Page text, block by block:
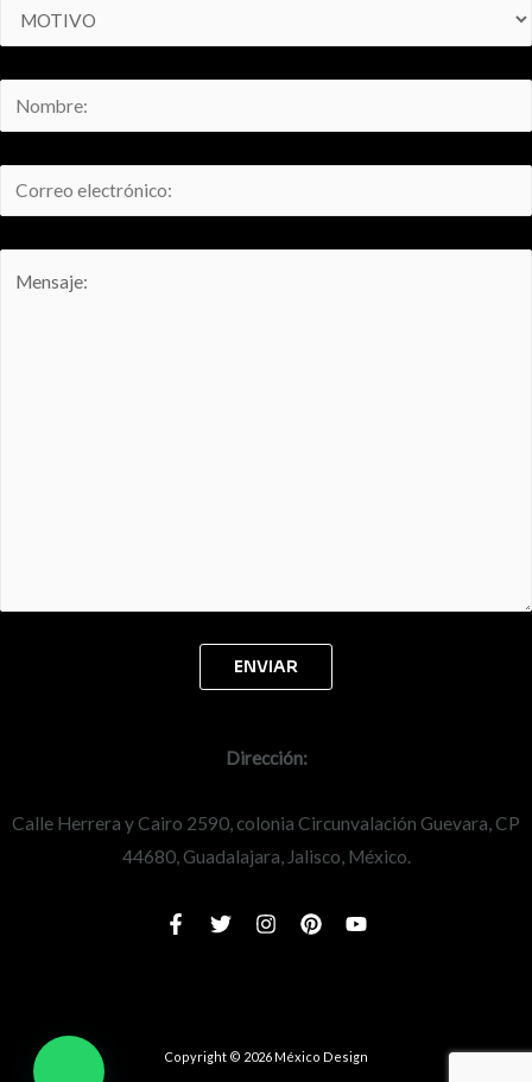
Dirección:
Calle Herrera y Cairo 2590, colonia Circunvalación Guevara, CP
44680, Guadalajara, Jalisco, México.
Copyright © 2026 México Design